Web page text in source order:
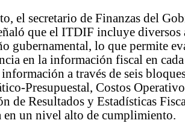
el secretario de Finanzas del
que el ITDIF incluye diversos
gubernamental, lo que permite
en la información fiscal en
a través de seis
Presupuestal, Costos
de Resultados y Estadísticas
en un nivel alto de cumplimiento.